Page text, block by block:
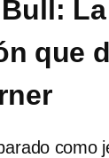
que
como